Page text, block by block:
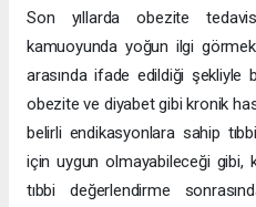
Son yıllarda obezite
kamuoyunda yoğun ilgi
arasında ifade edildiği şekliyle
obezite ve diyabet gibi kronik
belirli endikasyonlara sahip
için uygun olmayabileceği gibi,
tıbbi değerlendirme